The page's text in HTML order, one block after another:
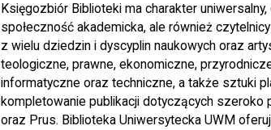
Księgozbiór Biblioteki ma charakter
społeczność akademicka, ale również
z wielu dziedzin i dyscyplin naukowych oraz
teologiczne, prawne, ekonomiczne,
informatyczne oraz techniczne, a także sztuki
kompletowanie publikacji dotyczących
oraz Prus. Biblioteka Uniwersytecka UWM